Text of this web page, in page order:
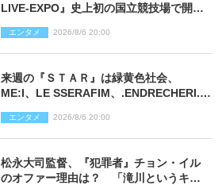
LIVE‐EXPO』史上初の国立競技場で開催
エンタメ 2026/8/6 20:00
来週の『ＳＴＡＲ』は緑黄色社会、
ME:I、LE SSERAFIM、.ENDRECHERI.が
エンタメ 2026/8/6 20:00
松永大司監督、『犯罪者』チョン・イル
のオファー理由は？ 「滝川というキャ